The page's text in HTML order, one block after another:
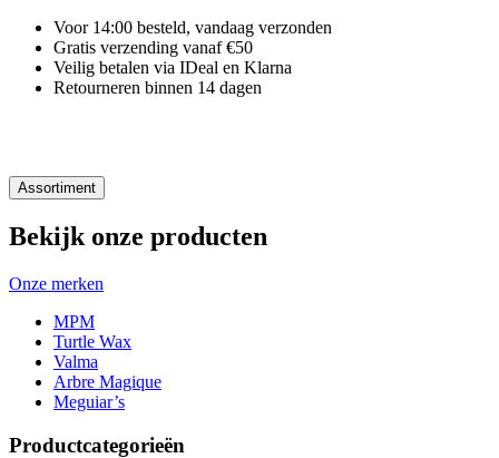
Voor 14:00 besteld, vandaag verzonden
Gratis verzending vanaf €50
Veilig betalen via IDeal en Klarna
Retourneren binnen 14 dagen
Assortiment
Bekijk onze producten
Onze merken
MPM
Turtle Wax
Valma
Arbre Magique
Meguiar’s
Productcategorieën